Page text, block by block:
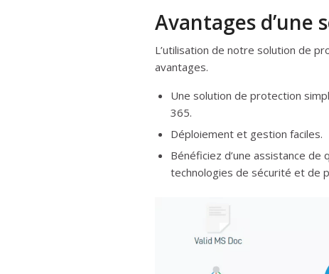
Avantages d’une
L’utilisation de notre solution de
avantages.
Une solution de protection
365.
Déploiement et gestion faciles.
Bénéficiez d’une assistance
technologies de sécurité et de